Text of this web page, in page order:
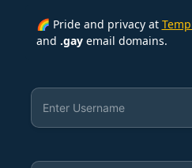
🌈 Pride and privacy at
and .gayemail domains.